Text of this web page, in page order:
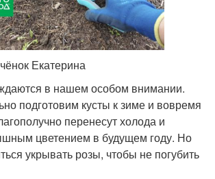
Екатерина
в нашем особом внимании.
подготовим кусты к зиме и вовремя
перенесут холода и
цветением в будущем году. Но
укрывать розы, чтобы не погубить